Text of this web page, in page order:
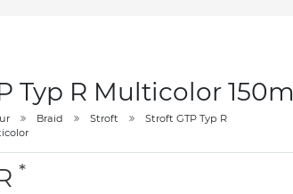
Typ R Multicolor 150m
Braid Stroft
Stroft GTP Typ R
*